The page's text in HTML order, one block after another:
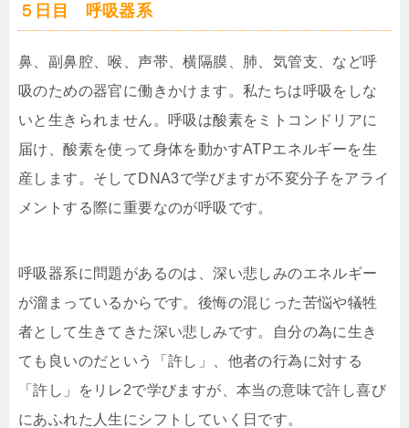
５日目 呼吸器系
鼻、副鼻腔、喉、声帯、横隔膜、肺、気管支、など呼
吸のための器官に働きかけます。私たちは呼吸をしな
いと生きられません。呼吸は酸素をミトコンドリアに
届け、酸素を使って身体を動かすATPエネルギーを生
産します。そしてDNA3で学びますが不変分子をアライ
メントする際に重要なのが呼吸です。
呼吸器系に問題があるのは、深い悲しみのエネルギー
が溜まっているからです。後悔の混じった苦悩や犠牲
者として生きてきた深い悲しみです。自分の為に生き
ても良いのだという「許し」、他者の行為に対する
「許し」をリレ2で学びますが、本当の意味で許し喜び
にあふれた人生にシフトしていく日です。